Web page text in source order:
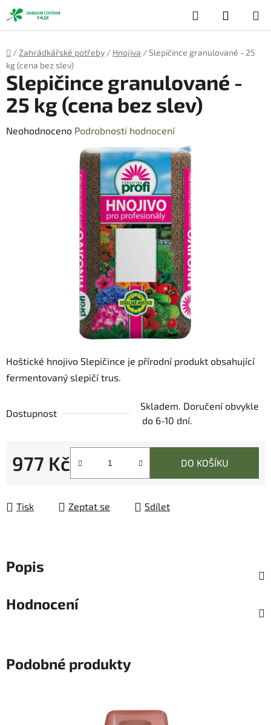
Přejít
na
obsah
Hledat
KOŠÍK
Domů
/ Zahrádkářské potřeby / Hnojiva /Slepičince granulované - 25
kg (cena bez slev)
Hoštické hnojivo Slepičince je přírodní produkt obsahující
fermentovaný slepičí trus.
Dostupnost
Skladem. Doručení obvykle
do 6-10 dní.
977 Kč DO KOŠÍKU
Tisk Zeptat se Sdílet
Slepičince granulované -
25 kg (cena bez slev)
Průměrné
Neohodnoceno Podrobnosti hodnocení
Popis
Hodnocení
Podobné produkty